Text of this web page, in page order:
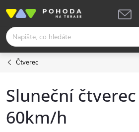
obsah
Čtverec
Sluneční
60km/h